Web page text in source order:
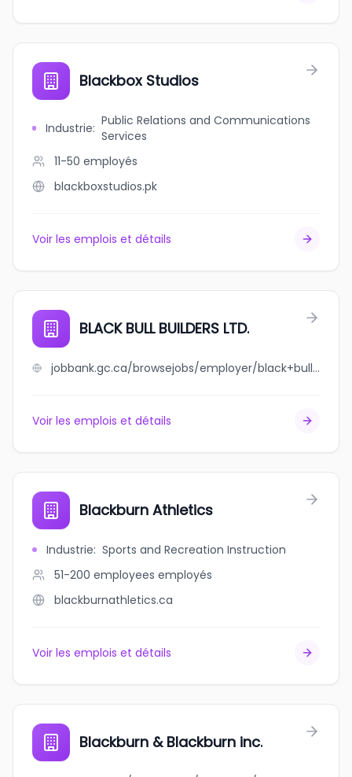
Blackbox Studios
Industrie: Public Relations and Communications
Services
11-50 employés
blackboxstudios.pk
Voir les emplois et détails
BLACK BULL BUILDERS LTD.
jobbank.gc.ca/browsejobs/employer/black+bull+builders++ltd./ca
Voir les emplois et détails
Blackburn Athletics
Industrie: Sports and Recreation Instruction
51-200 employees employés
blackburnathletics.ca
Voir les emplois et détails
Blackburn & Blackburn inc.